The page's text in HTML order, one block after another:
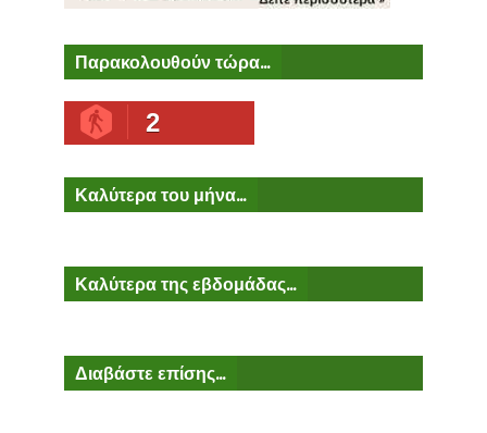
Παρακολουθούν τώρα...
2
Καλύτερα του μήνα...
Καλύτερα της εβδομάδας...
Διαβάστε επίσης...